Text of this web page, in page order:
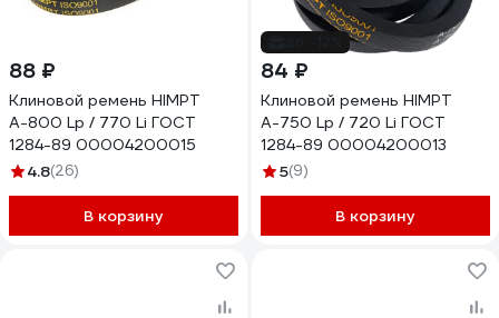
88 ₽
Клиновой ремень HIMPT
А-800 Lp / 770 Li ГОСТ
1284-89 00004200015
4.8(26)
В корзину
84 ₽
Клиновой ремень HIMPT
А-750 Lp / 720 Li ГОСТ
1284-89 00004200013
5(9)
В корзину